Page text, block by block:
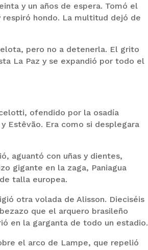
y un años de espera. Tomó el
hondo. La multitud dejó de
pero no a detenerla. El grito
La Paz y se expandió por todo el
ofendido por la osadía
Estêvão. Era como si desplegara
aguantó con uñas y dientes,
gigante en la zaga, Paniagua
talla europea.
otra volada de Alisson. Dieciséis
que el arquero brasileño
en la garganta de todo un estadio.
el arco de Lampe, que repelió